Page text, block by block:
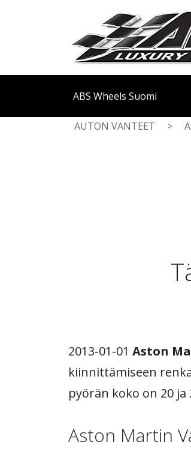
ABS Wheels Suomi
AUTON VANTEET >
2013-01-01 Aston
kiinnittämiseen
pyörän koko on 20 ja
Aston Martin